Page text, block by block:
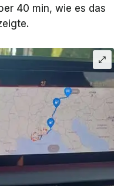
40 min, wie es das